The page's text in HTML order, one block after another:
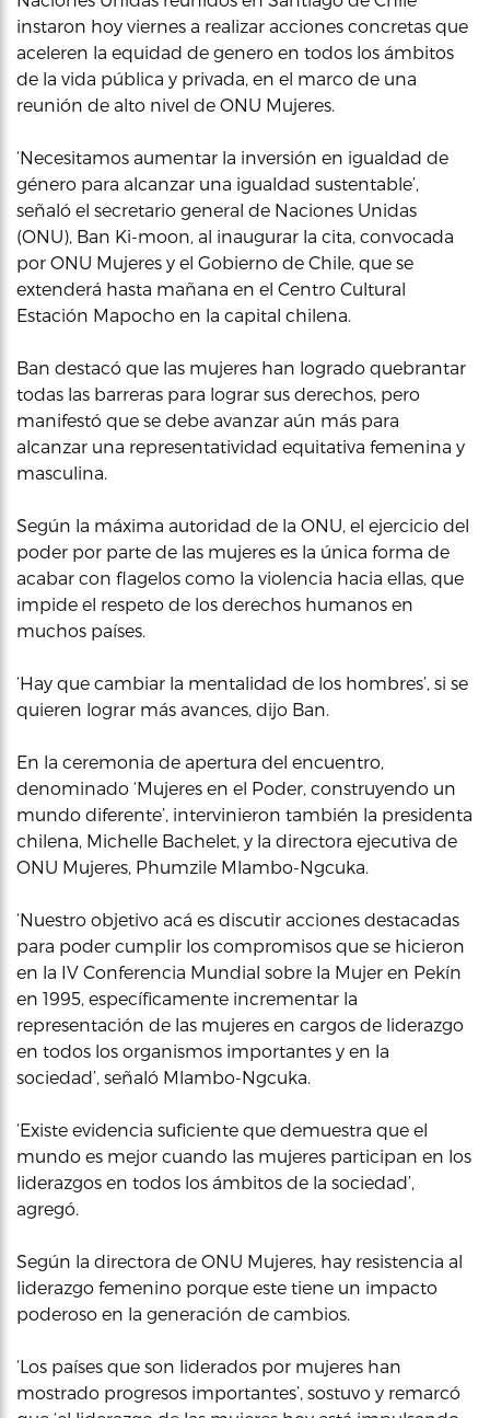
instaron hoy viernes a realizar acciones concretas que
aceleren la equidad de genero en todos los ámbitos
de la vida pública y privada, en el marco de una
reunión de alto nivel de ONU Mujeres.
‘Necesitamos aumentar la inversión en igualdad de
género para alcanzar una igualdad sustentable’,
señaló el secretario general de Naciones Unidas
(ONU), Ban Ki-moon, al inaugurar la cita, convocada
por ONU Mujeres y el Gobierno de Chile, que se
extenderá hasta mañana en el Centro Cultural
Estación Mapocho en la capital chilena.
Ban destacó que las mujeres han logrado quebrantar
todas las barreras para lograr sus derechos, pero
manifestó que se debe avanzar aún más para
alcanzar una representatividad equitativa femenina y
masculina.
Según la máxima autoridad de la ONU, el ejercicio del
poder por parte de las mujeres es la única forma de
acabar con flagelos como la violencia hacia ellas, que
impide el respeto de los derechos humanos en
muchos países.
‘Hay que cambiar la mentalidad de los hombres’, si se
quieren lograr más avances, dijo Ban.
En la ceremonia de apertura del encuentro,
denominado ‘Mujeres en el Poder, construyendo un
mundo diferente’, intervinieron también la presidenta
chilena, Michelle Bachelet, y la directora ejecutiva de
ONU Mujeres, Phumzile Mlambo-Ngcuka.
‘Nuestro objetivo acá es discutir acciones destacadas
para poder cumplir los compromisos que se hicieron
en la IV Conferencia Mundial sobre la Mujer en Pekín
en 1995, específicamente incrementar la
representación de las mujeres en cargos de liderazgo
en todos los organismos importantes y en la
sociedad’, señaló Mlambo-Ngcuka.
‘Existe evidencia suficiente que demuestra que el
mundo es mejor cuando las mujeres participan en los
liderazgos en todos los ámbitos de la sociedad’,
agregó.
Según la directora de ONU Mujeres, hay resistencia al
liderazgo femenino porque este tiene un impacto
poderoso en la generación de cambios.
‘Los países que son liderados por mujeres han
mostrado progresos importantes’, sostuvo y remarcó